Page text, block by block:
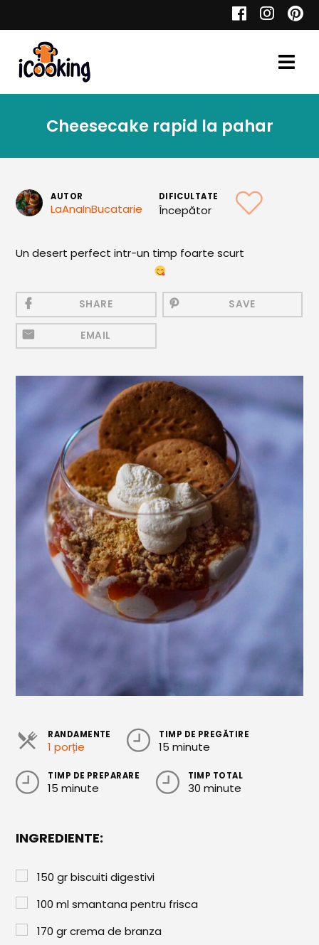
Retete
Toate Reţetele
Aperitive
Aperitive Reci
Mezeluri
Băuturi calde
Băuturi reci
Cocktail-uri
Smoothies
Ceva Dulce
Biscuiți, Bomboane și
Fursecuri
Brioșe și Checuri
Budinci, Jeleuri și Sufleuri
Deserturi Sănătoase
Prăjituri
Conserve
Sirop / Compot
Sosuri și Condimente
Garnituri
Pâine
Cheesecake rapid la pahar
AUTOR
LaAnaInBucatarie
DIFICULTATE
Începător
Un desert perfect intr-un timp foarte scurt
SHARE SAVE
EMAIL
RANDAMENTE
1 porție
TIMP DE PREGĂTIRE
15 minute
TIMP DE PREPARARE
15 minute
TIMP TOTAL
30 minute
INGREDIENTE:
150 gr biscuiti digestivi
100 ml smantana pentru frisca
170 gr crema de branza